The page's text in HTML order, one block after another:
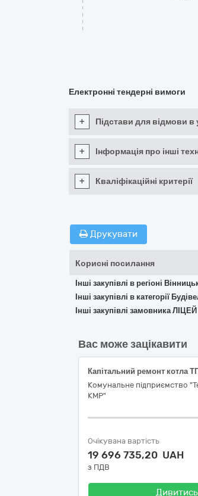
Електронні тендерні вимоги
+ Підстави для відмови в
+ Інформація про інші
+ Кваліфікаційні критерії
Друкувати
Корисні посилання
Інші закупівлі в регіоні
Інші закупівлі в категорії
Інші закупівлі замовника
Вас може зацікавити
Комунальне підприємство
КМР"
Очікувана вартість
19 696 735,20 UAH
з ПДВ
Дивитись